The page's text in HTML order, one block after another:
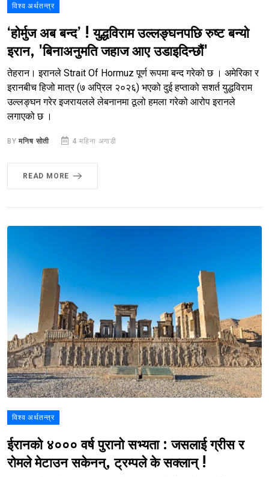
विश्व अर्थतन्त्र
‘होर्मुज अब बन्द’ ! युद्धविराम उल्लङ्घनपछि रुष्ट बन्यो
इरान, 'बिनाअनुमति जहाज आए उडाइदिन्छौं'
तेहरान। इरानले Strait Of Hormuz पूर्ण रूपमा बन्द गरेको छ । अमेरिका र
इरानबीच हिजो मात्र (७ अप्रिल २०२६) भएको दुई हप्ताको सशर्त युद्धविराम
उल्लङ्घन गरेर इजरायलले लेबनानमा ठूलो हमला गरेको आरोप इरानले
लगाएको छ ।
BYमनिष सोती 4 महिना अगाडी
READ MORE
विश्व अर्थतन्त्र
ईरानको ४००० वर्ष पुरानो सभ्यता : जसलाई ग्रीस र
रोमले मेटाउन सकेनन्, ट्रम्पले के सक्लान् !